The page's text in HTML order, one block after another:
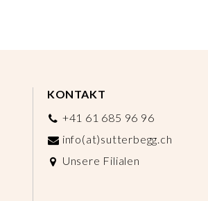
KONTAKT
+41 61 685 96 96
info(at)sutterbegg.ch
Unsere Filialen